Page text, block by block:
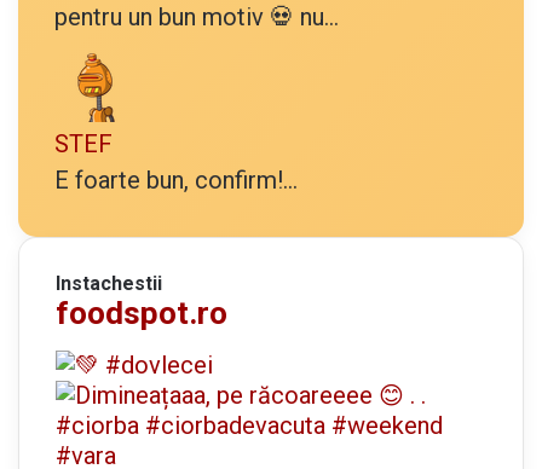
pentru un bun motiv 💀 nu...
STEF
E foarte bun, confirm!...
Instachestii
foodspot.ro